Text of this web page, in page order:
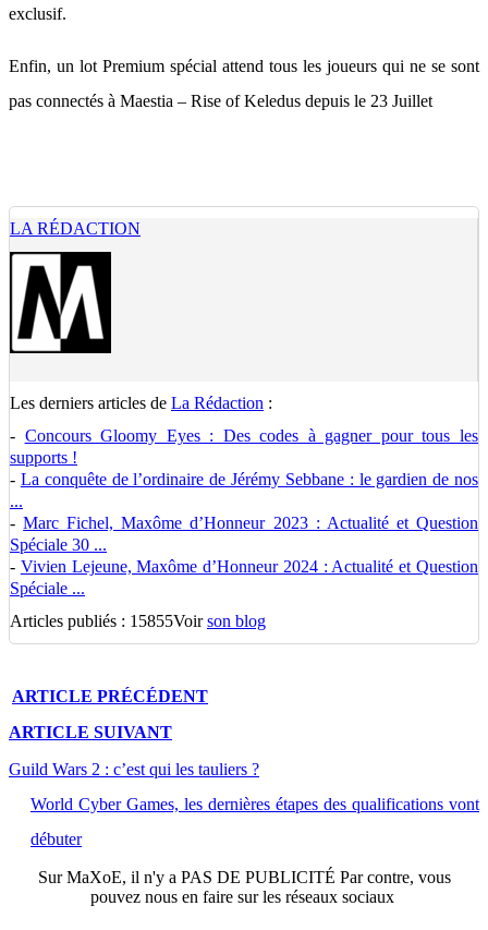
exclusif.
Enfin, un lot Premium spécial attend tous les joueurs qui ne se sont
pas connectés à Maestia – Rise of Keledus depuis le 23 Juillet
LA RÉDACTION
Les derniers articles de La Rédaction :
- Concours Gloomy Eyes : Des codes à gagner pour tous les
supports !
- La conquête de l’ordinaire de Jérémy Sebbane : le gardien de nos
...
-Marc Fichel, Maxôme d’Honneur 2023 : Actualité et Question
Spéciale 30 ...
- Vivien Lejeune, Maxôme d’Honneur 2024 : Actualité et Question
Spéciale ...
Articles publiés : 15855Voirson blog
ARTICLE PRÉCÉDENT
ARTICLE SUIVANT
Guild Wars 2 : c’est qui les tauliers ?
World Cyber Games, les dernières étapes des qualifications vont
débuter
SurMaXoE, il n'y a PAS DE PUBLICITÉ Par contre, vous
pouvez nous en faire sur les réseaux sociaux